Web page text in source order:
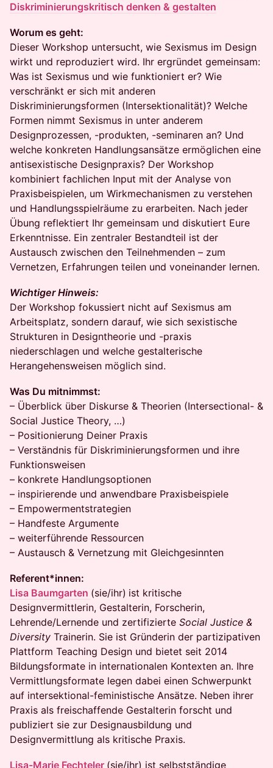
Diskriminierungskritisch denken & gestalten
Worum es geht:
Dieser Workshop untersucht, wie Sexismus im Design
wirkt und reproduziert wird. Ihr ergründet gemeinsam:
Was ist Sexismus und wie funktioniert er? Wie
verschränkt er sich mit anderen
Diskriminierungsformen (Intersektionalität)? Welche
Formen nimmt Sexismus in unter anderem
Designprozessen, -produkten, -seminaren an? Und
welche konkreten Handlungsansätze ermöglichen eine
antisexistische Designpraxis? Der Workshop
kombiniert fachlichen Input mit der Analyse von
Praxisbeispielen, um Wirkmechanismen zu verstehen
und Handlungsspielräume zu erarbeiten. Nach jeder
Übung reflektiert Ihr gemeinsam und diskutiert Eure
Erkenntnisse. Ein zentraler Bestandteil ist der
Austausch zwischen den Teilnehmenden – zum
Vernetzen, Erfahrungen teilen und voneinander lernen.
Wichtiger Hinweis:
Der Workshop fokussiert nicht auf Sexismus am
Arbeitsplatz, sondern darauf, wie sich sexistische
Strukturen in Designtheorie und -praxis
niederschlagen und welche gestalterische
Herangehensweisen möglich sind.
Was Du mitnimmst:
– Überblick über Diskurse & Theorien (Intersectional- &
Social Justice Theory, …)
– Positionierung Deiner Praxis
– Verständnis für Diskriminierungsformen und ihre
Funktionsweisen
– konkrete Handlungsoptionen
– inspirierende und anwendbare Praxisbeispiele
– Empowermentstrategien
– Handfeste Argumente
– weiterführende Ressourcen
– Austausch & Vernetzung mit Gleichgesinnten
Referent*innen:
Lisa Baumgarten (sie/ihr) ist kritische
Designvermittlerin, Gestalterin, Forscherin,
Lehrende/Lernende und zertifizierte Social Justice &
Diversity Trainerin. Sie ist Gründerin der partizipativen
Plattform Teaching Design und bietet seit 2014
Bildungsformate in internationalen Kontexten an. Ihre
Vermittlungsformate legen dabei einen Schwerpunkt
auf intersektional-feministische Ansätze. Neben ihrer
Praxis als freischaffende Gestalterin forscht und
publiziert sie zur Design­ausbildung und
Designvermittlung als kritische Praxis.
Lisa-Marie Fechteler (sie/ihr) ist selbstständige